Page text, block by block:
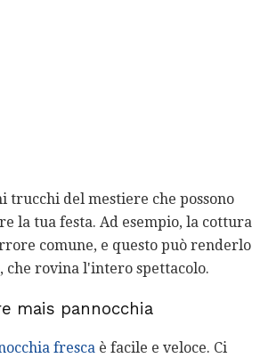
trucchi del mestiere che possono
la tua festa. Ad esempio, la cottura
comune, e questo può renderlo
che rovina l'intero spettacolo.
mais pannocchia
fresca è facile e veloce. Ci